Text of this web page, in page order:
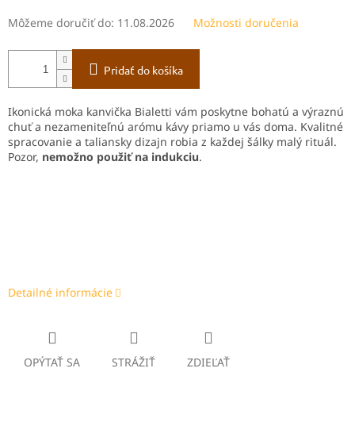
Môžeme doručiť do: 11.08.2026 Možnosti doručenia
Pridať do košíka
Ikonická moka kanvička Bialetti vám poskytne bohatú a výraznú
chuť a nezameniteľnú arómu kávy priamo u vás doma. Kvalitné
spracovanie a taliansky dizajn robia z každej šálky malý rituál.
Pozor, nemožno použiť na indukciu.
Detailné informácie
OPÝTAŤ SA STRÁŽIŤ ZDIEĽAŤ